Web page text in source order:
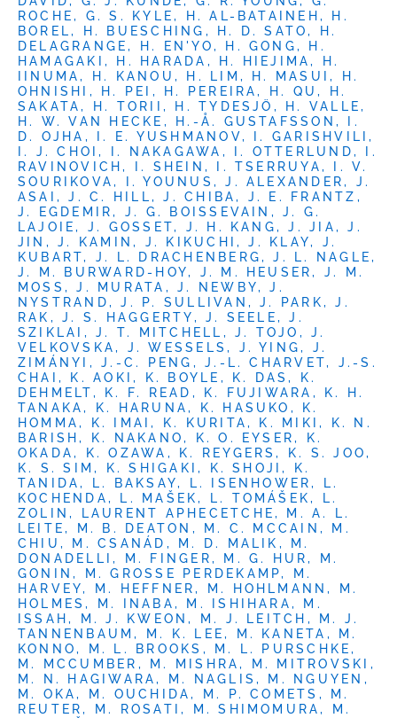
ROCHE, G. S. KYLE, H. AL-BATAINEH, H.
BOREL, H. BUESCHING, H. D. SATO, H.
DELAGRANGE, H. EN'YO, H. GONG, H.
HAMAGAKI, H. HARADA, H. HIEJIMA, H.
IINUMA, H. KANOU, H. LIM, H. MASUI, H.
OHNISHI, H. PEI, H. PEREIRA, H. QU, H.
SAKATA, H. TORII, H. TYDESJÖ, H. VALLE,
H. W. VAN HECKE, H.-Å. GUSTAFSSON, I.
D. OJHA, I. E. YUSHMANOV, I. GARISHVILI,
I. J. CHOI, I. NAKAGAWA, I. OTTERLUND, I.
RAVINOVICH, I. SHEIN, I. TSERRUYA, I. V.
SOURIKOVA, I. YOUNUS, J. ALEXANDER, J.
ASAI, J. C. HILL, J. CHIBA, J. E. FRANTZ,
J. EGDEMIR, J. G. BOISSEVAIN, J. G.
LAJOIE, J. GOSSET, J. H. KANG, J. JIA, J.
JIN, J. KAMIN, J. KIKUCHI, J. KLAY, J.
KUBART, J. L. DRACHENBERG, J. L. NAGLE,
J. M. BURWARD-HOY, J. M. HEUSER, J. M.
MOSS, J. MURATA, J. NEWBY, J.
NYSTRAND, J. P. SULLIVAN, J. PARK, J.
RAK, J. S. HAGGERTY, J. SEELE, J.
SZIKLAI, J. T. MITCHELL, J. TOJO, J.
VELKOVSKA, J. WESSELS, J. YING, J.
ZIMÁNYI, J.-C. PENG, J.-L. CHARVET, J.-S.
CHAI, K. AOKI, K. BOYLE, K. DAS, K.
DEHMELT, K. F. READ, K. FUJIWARA, K. H.
TANAKA, K. HARUNA, K. HASUKO, K.
HOMMA, K. IMAI, K. KURITA, K. MIKI, K. N.
BARISH, K. NAKANO, K. O. EYSER, K.
OKADA, K. OZAWA, K. REYGERS, K. S. JOO,
K. S. SIM, K. SHIGAKI, K. SHOJI, K.
TANIDA, L. BAKSAY, L. ISENHOWER, L.
KOCHENDA, L. MAŠEK, L. TOMÁŠEK, L.
ZOLIN, LAURENT APHECETCHE, M. A. L.
LEITE, M. B. DEATON, M. C. MCCAIN, M.
CHIU, M. CSANÁD, M. D. MALIK, M.
DONADELLI, M. FINGER, M. G. HUR, M.
GONIN, M. GROSSE PERDEKAMP, M.
HARVEY, M. HEFFNER, M. HOHLMANN, M.
HOLMES, M. INABA, M. ISHIHARA, M.
ISSAH, M. J. KWEON, M. J. LEITCH, M. J.
TANNENBAUM, M. K. LEE, M. KANETA, M.
KONNO, M. L. BROOKS, M. L. PURSCHKE,
M. MCCUMBER, M. MISHRA, M. MITROVSKI,
M. N. HAGIWARA, M. NAGLIS, M. NGUYEN,
M. OKA, M. OUCHIDA, M. P. COMETS, M.
REUTER, M. ROSATI, M. SHIMOMURA, M.